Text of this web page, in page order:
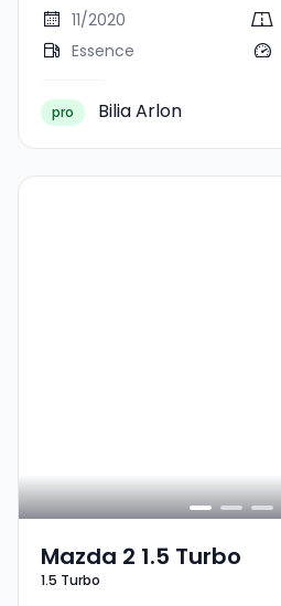
11/2020
Essence
pro Bilia Arlon
Mazda 2 1.5 Turbo
1.5 Turbo